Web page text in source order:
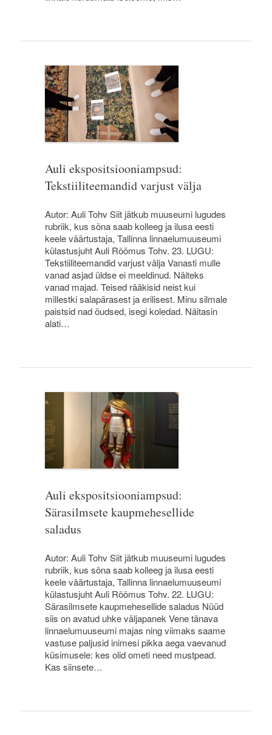
Auli ekspositsiooniampsud:
Tekstiiliteemandid varjust välja
Autor: Auli Tohv Siit jätkub muuseumi lugudes
rubriik, kus sõna saab kolleeg ja ilusa eesti
keele väärtustaja, Tallinna linnaelumuuseumi
külastusjuht Auli Rõõmus Tohv. 23. LUGU:
Tekstiiliteemandid varjust välja Vanasti mulle
vanad asjad üldse ei meeldinud. Näiteks
vanad majad. Teised rääkisid neist kui
millestki salapärasest ja erilisest. Minu silmale
paistsid nad õudsed, isegi koledad. Näitasin
alati…
Auli ekspositsiooniampsud:
Särasilmsete kaupmehesellide
saladus
Autor: Auli Tohv Siit jätkub muuseumi lugudes
rubriik, kus sõna saab kolleeg ja ilusa eesti
keele väärtustaja, Tallinna linnaelumuuseumi
külastusjuht Auli Rõõmus Tohv. 22. LUGU:
Särasilmsete kaupmehesellide saladus Nüüd
siis on avatud uhke väljapanek Vene tänava
linnaelumuuseumi majas ning viimaks saame
vastuse paljusid inimesi pikka aega vaevanud
küsimusele: kes olid ometi need mustpead.
Kas siinsete…